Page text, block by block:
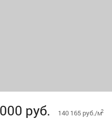
руб. 140 165 руб./м2